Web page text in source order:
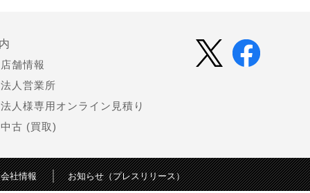
店舗情報
法人営業所
法人様専用オンライン見積り
中古 (買取)
会社情報 お知らせ（プレスリリース）